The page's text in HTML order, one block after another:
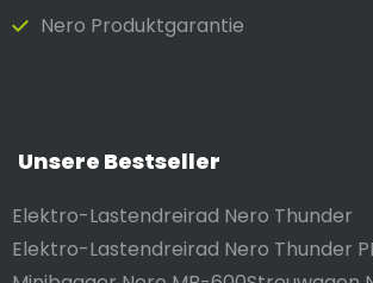
Nero Produktgarantie
Unsere Bestseller
Elektro-Lastendreirad Nero Thunder
Elektro-Lastendreirad Nero Thunder